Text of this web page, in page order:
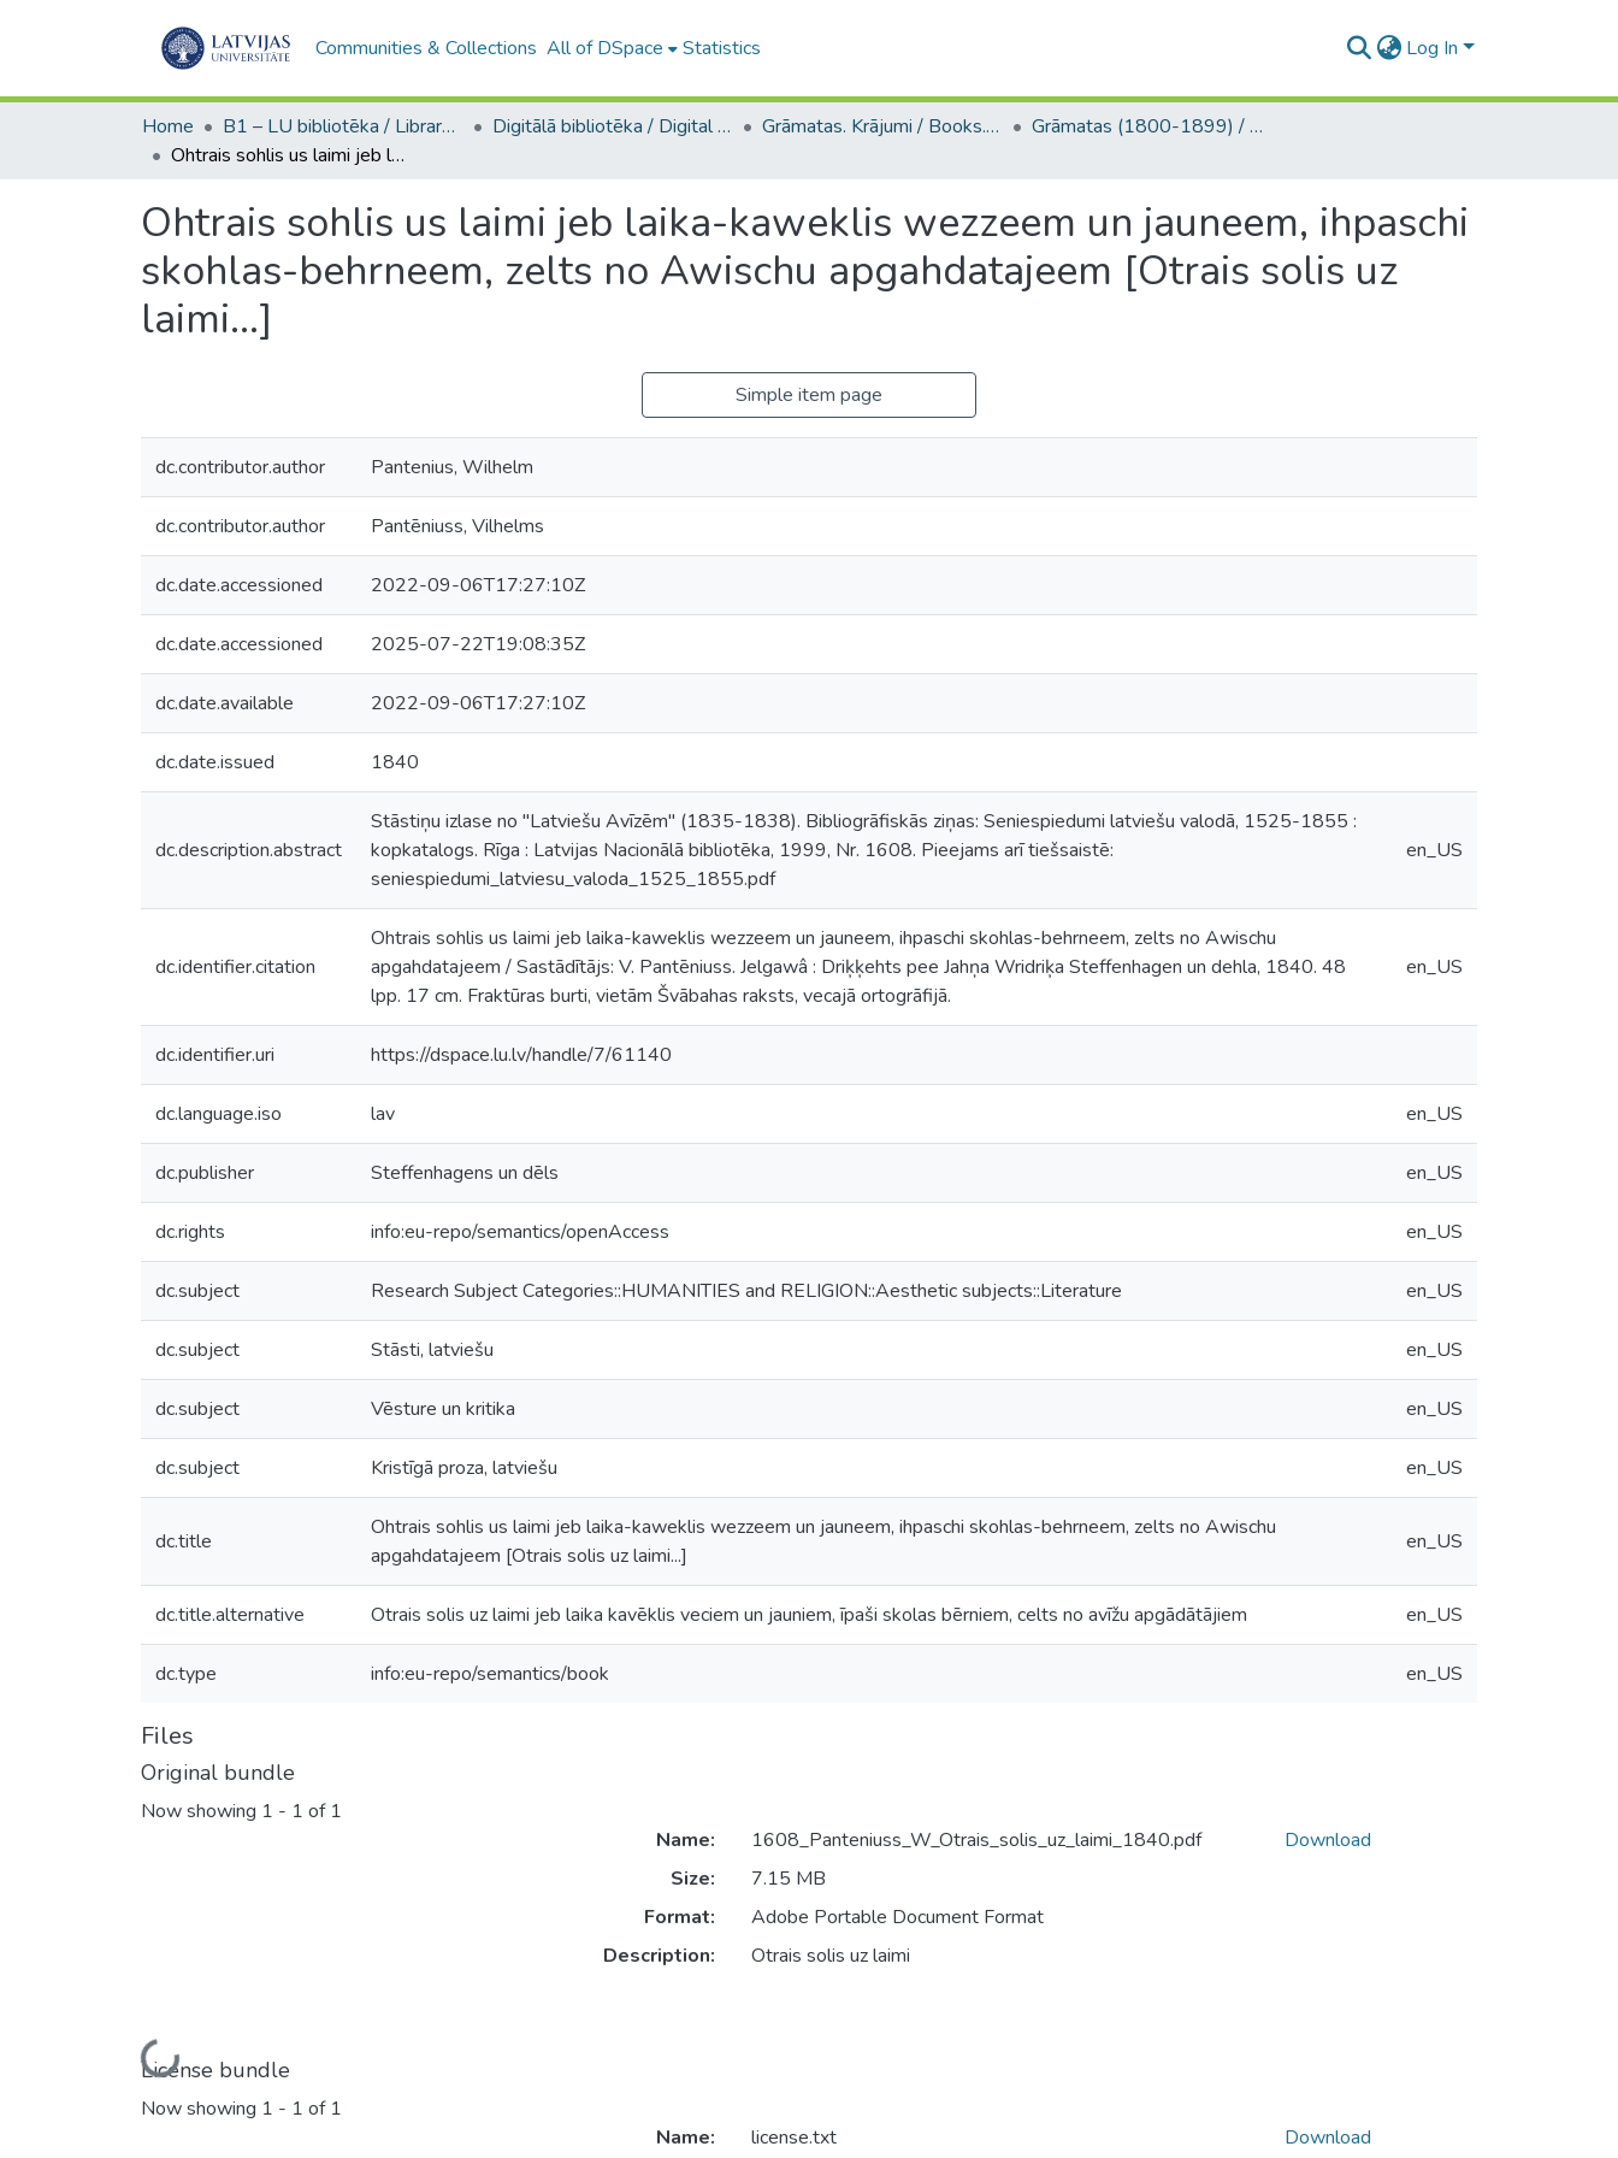
Communities & Collections All of DSpace Statistics Log In
Home B1 – LU bibliotēka / Library of the UL Digitālā bibliotēka / Digital library Grāmatas. Krājumi / Books. Collection of articles
Grāmatas (1800-1899) / Books
Ohtrais sohlis us laimi jeb laika-kaweklis wezzeem un jauneem, ihpaschi skohlas-behrneem, zelts no Awischu apgahdatajeem [Otrais solis uz laimi...]
Ohtrais sohlis us laimi jeb laika-kaweklis wezzeem un jauneem, ihpaschi
skohlas-behrneem, zelts no Awischu apgahdatajeem [Otrais solis uz
laimi...]
Simple item page
dc.contributor.author Pantenius, Wilhelm
dc.contributor.author Pantēniuss, Vilhelms
dc.date.accessioned 2022-09-06T17:27:10Z
dc.date.accessioned 2025-07-22T19:08:35Z
dc.date.available 2022-09-06T17:27:10Z
dc.date.issued 1840
dc.description.abstract
Stāstiņu izlase no "Latviešu Avīzēm" (1835-1838). Bibliogrāfiskās ziņas: Seniespiedumi latviešu valodā, 1525-1855 :
kopkatalogs. Rīga : Latvijas Nacionālā bibliotēka, 1999, Nr. 1608. Pieejams arī tiešsaistē:
seniespiedumi_latviesu_valoda_1525_1855.pdf
en_US
dc.identifier.citation
Ohtrais sohlis us laimi jeb laika-kaweklis wezzeem un jauneem, ihpaschi skohlas-behrneem, zelts no Awischu
apgahdatajeem / Sastādītājs: V. Pantēniuss. Jelgawâ : Driķķehts pee Jahņa Wridriķa Steffenhagen un dehla, 1840. 48
lpp. 17 cm. Fraktūras burti, vietām Švābahas raksts, vecajā ortogrāfijā.
en_US
dc.identifier.uri https://dspace.lu.lv/handle/7/61140
dc.language.iso lav en_US
dc.publisher Steffenhagens un dēls en_US
dc.rights info:eu-repo/semantics/openAccess en_US
dc.subject Research Subject Categories::HUMANITIES and RELIGION::Aesthetic subjects::Literature en_US
dc.subject Stāsti, latviešu en_US
dc.subject Vēsture un kritika en_US
dc.subject Kristīgā proza, latviešu en_US
dc.title
Ohtrais sohlis us laimi jeb laika-kaweklis wezzeem un jauneem, ihpaschi skohlas-behrneem, zelts no Awischu
apgahdatajeem [Otrais solis uz laimi...]
en_US
dc.title.alternative Otrais solis uz laimi jeb laika kavēklis veciem un jauniem, īpaši skolas bērniem, celts no avīžu apgādātājiem en_US
dc.type info:eu-repo/semantics/book en_US
Files
Original bundle
Now showing 1 - 1 of 1
Loading...
Name:
1608_Panteniuss_W_Otrais_solis_uz_laimi_1840.pdf
Size:
7.15 MB
Format:
Adobe Portable Document Format
Description:
Otrais solis uz laimi
Download
License bundle
Now showing 1 - 1 of 1
Name:
license.txt Download